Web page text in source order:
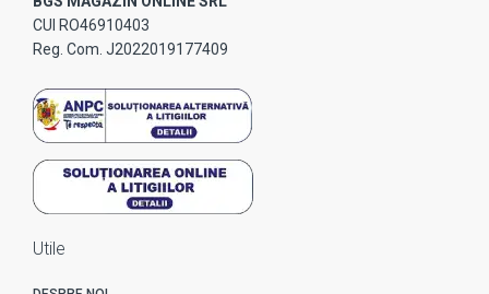
CUI RO46910403
Reg. Com. J2022019177409
Utile